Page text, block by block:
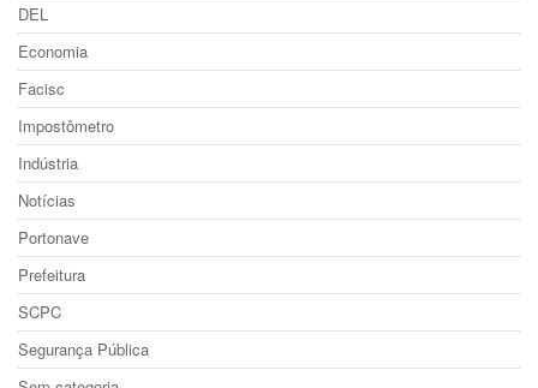
DEL
Economia
Facisc
Impostômetro
Indústria
Notícias
Portonave
Prefeitura
SCPC
Segurança Pública